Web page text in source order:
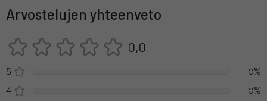
Arvostelujen yhteenveto
0,0
5
0%
4
0%